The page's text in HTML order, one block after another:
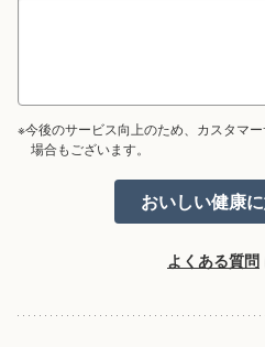
※今後のサービス向上のため、カスタマ
場合もございます。
よくある質問